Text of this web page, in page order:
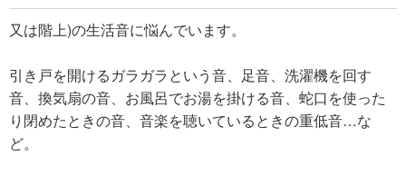
又は階上)の生活音に悩んでいます。
引き戸を開けるガラガラという音、足音、洗濯機を回す
音、換気扇の音、お風呂でお湯を掛ける音、蛇口を使った
り閉めたときの音、音楽を聴いているときの重低音…な
ど。